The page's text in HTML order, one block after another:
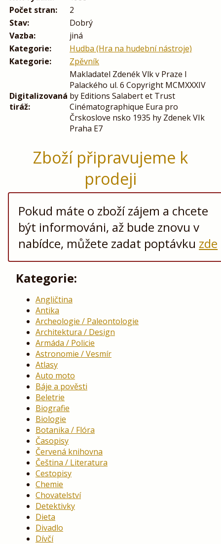
Počet stran:
2
Stav:
Dobrý
Vazba:
jiná
Kategorie:
Hudba (Hra na hudební nástroje)
Kategorie:
Zpěvník
Digitalizovaná
tiráž:
Makladatel Zdenék Vlk v Praze I
Palackého ul. 6 Copyright MCMXXXIV
by Editions Salabert et Trust
Cinématographique Eura pro
Črskoslove nsko 1935 hy Zdenek VIk
Praha E7
Zboží připravujeme k
prodeji
Pokud máte o zboží zájem a chcete
být informováni, až bude znovu v
nabídce, můžete zadat poptávku zde
Kategorie:
Angličtina
Antika
Archeologie / Paleontologie
Architektura / Design
Armáda / Policie
Astronomie / Vesmír
Atlasy
Auto moto
Báje a pověsti
Beletrie
Biografie
Biologie
Botanika / Flóra
Časopisy
Červená knihovna
Čeština / Literatura
Cestopisy
Chemie
Chovatelství
Detektivky
Dieta
Divadlo
Dívčí